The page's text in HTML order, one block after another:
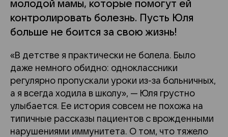
молодой мамы, которые помогут ей
контролировать болезнь. Пусть Юля
больше не боится за свою жизнь!
«В детстве я практически не болела. Было
даже немного обидно: одноклассники
регулярно пропускали уроки из-за больничных,
а я всегда ходила в школу», — Юля грустно
улыбается. Ее история совсем не похожа на
типичные рассказы пациентов с врожденными
нарушениями иммунитета. О том, что тяжело